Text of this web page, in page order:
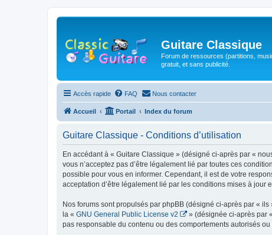
Guitare Classique
Forum de ressources (partitions,
gratuit, et sans publicité.
Accès rapide FAQ Nous contacter
Accueil Portail Index du forum
Guitare Classique - Conditions d’utilisation
En accédant à « Guitare Classique » (désigné ci-après par «
vous n’acceptez pas d’être légalement lié par toutes ces
possible pour vous en informer. Cependant, il est de votre
acceptation d’être légalement lié par les conditions mises à jour
Nos forums sont propulsés par phpBB (désigné ci-après par «
la « GNU General Public License v2 » (désignée ci-après par
pas responsable du contenu ou des comportements autorisés